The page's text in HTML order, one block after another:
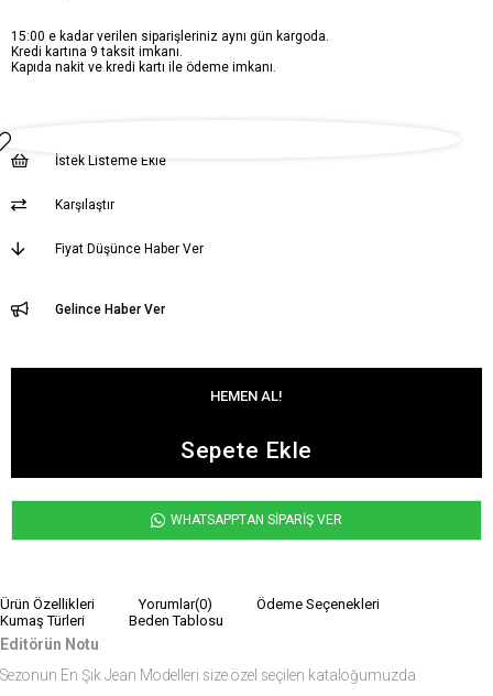
15:00 e kadar verilen siparişleriniz aynı gün kargoda.
Kredi kartına 9 taksit imkanı.
Kapıda nakit ve kredi kartı ile ödeme imkanı.
İstek Listeme Ekle
Karşılaştır
Fiyat Düşünce Haber Ver
Gelince Haber Ver
WHATSAPPTAN SİPARİŞ VER
Ürün Özellikleri Yorumlar(0)
Ödeme Seçenekleri
Kumaş Türleri
Beden Tablosu
Editörün Notu
Sezonun En Şık Jean Modelleri size özel seçilen kataloğumuzda